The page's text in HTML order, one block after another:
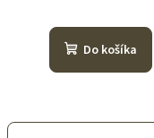
Do košíka